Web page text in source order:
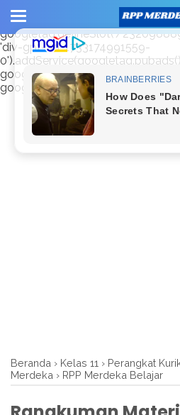
window.googletag =
googletag.cmd.push(function() {
googletag.defineSlot('/
'div-gpt-ad-1733174991559-
googletag.enableServices(); });
Beranda › Kelas 11 › Perangkat
Merdeka › RPP Merdeka Belajar